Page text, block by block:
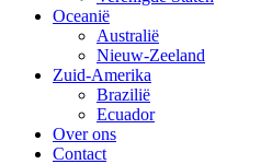
Oceanië
Australië
Nieuw-Zeeland
Zuid-Amerika
Brazilië
Ecuador
Over ons
Contact